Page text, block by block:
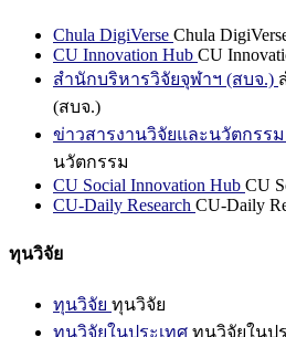
Chula DigiVerse Chula
CU Innovation Hub CU
สำนักบริหารวิจัยจุฬาฯ (สบจ.)
(สบจ.)
ข่าวสารงานวิจัยและนวัตกรรม
นวัตกรรม
CU Social Innovation Hub CU
CU-Daily Research CU-Daily
ทุนวิจัย
ทุนวิจัย ทุนวิจัย
ทุนวิจัยในประเทศ ทุนวิจัยในป